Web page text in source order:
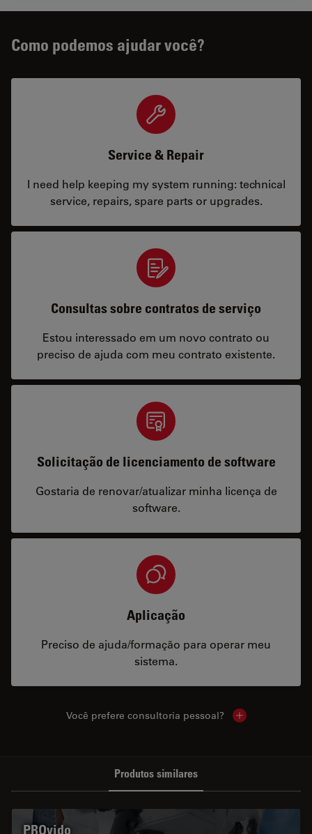
Como podemos ajudar você?
Service & Repair
I need help keeping my system running: technical
service, repairs, spare parts or upgrades.
Consultas sobre contratos de serviço
Estou interessado em um novo contrato ou
preciso de ajuda com meu contrato existente.
Solicitação de licenciamento de software
Gostaria de renovar/atualizar minha licença de
software.
Aplicação
Preciso de ajuda/formação para operar meu
sistema.
Você prefere consultoria pessoal? Show local
Produtos similares
PROvido